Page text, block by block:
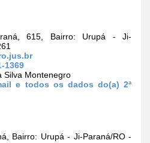
615, Bairro: Urupá - Ji-
1369
Silva Montenegro
e todos os dados do(a) 2ª
Bairro: Urupá - Ji-Paraná/RO -